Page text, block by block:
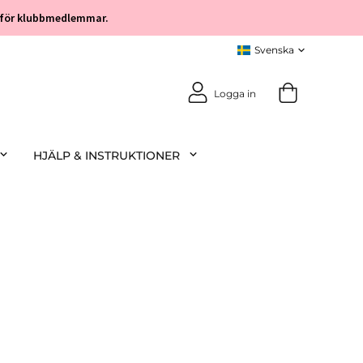
klubbmedlemmar.
Logga in
HJÄLP & INSTRUKTIONER